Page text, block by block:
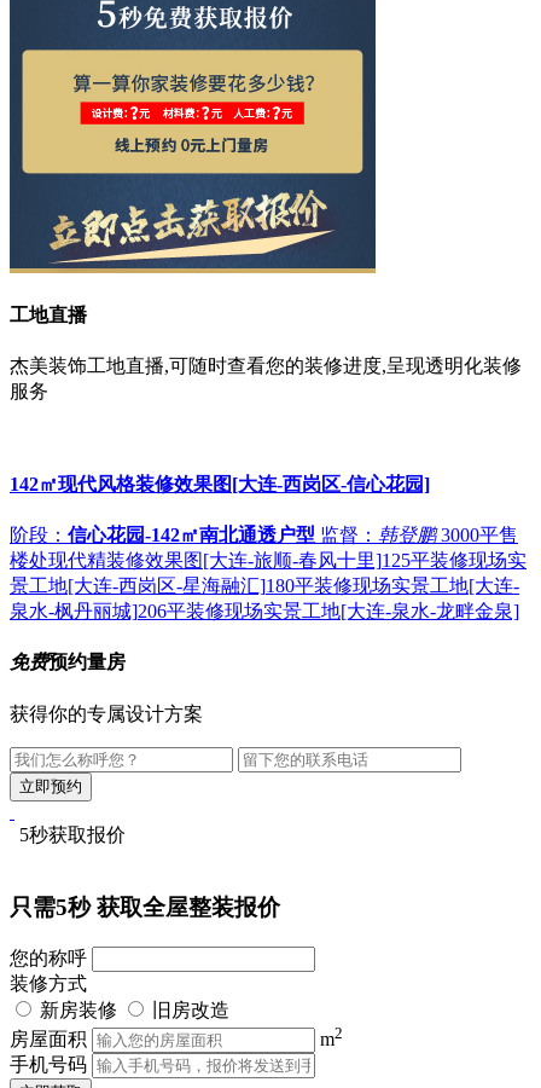
工地直播
杰美装饰工地直播,可随时查看您的装修进度,呈现透明化装修
服务
142㎡现代风格装修效果图[大连-西岗区-信心花园]
阶段： 信心花园-142㎡南北通透户型 监督： 韩登鹏 3000平售
楼处现代精装修效果图[大连-旅顺-春风十里]125平装修现场实
景工地[大连-西岗区-星海融汇]180平装修现场实景工地[大连-
泉水-枫丹丽城]206平装修现场实景工地[大连-泉水-龙畔金泉]
免费预约量房
获得你的专属设计方案
5秒获取报价
只需5秒获取全屋整装报价
您的称呼
装修方式
新房装修
旧房改造
房屋面积
m2
手机号码